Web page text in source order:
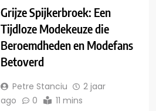
Grijze Spijkerbroek: Een
Tijdloze Modekeuze die
Beroemdheden en Modefans
Betoverd
Petre Stanciu
2 jaar
ago
0 11 mins